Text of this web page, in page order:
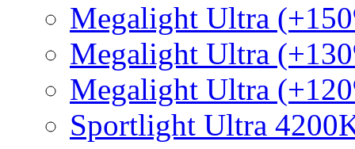
Megalight Ultra
Megalight Ultra
Megalight Ultra
Sportlight Ultra